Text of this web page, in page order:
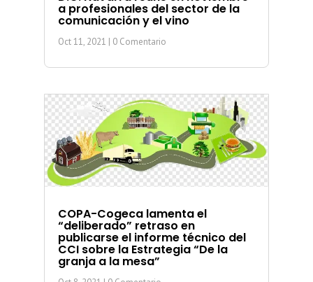
a profesionales del sector de la
comunicación y el vino
Oct 11, 2021 | 0 Comentario
COPA-Cogeca lamenta el
“deliberado” retraso en
publicarse el informe técnico del
CCI sobre la Estrategia “De la
granja a la mesa”